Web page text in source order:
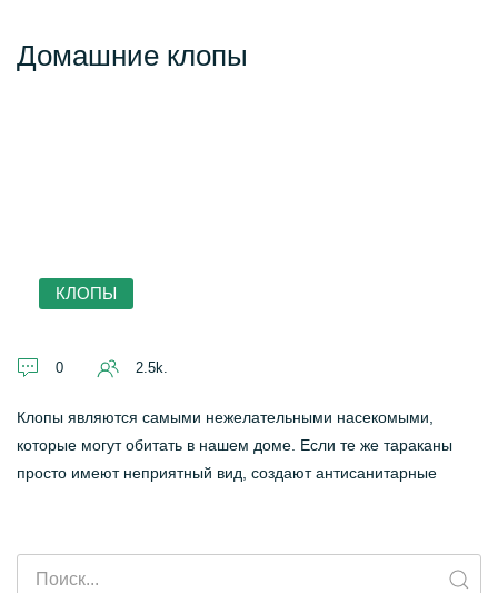
Домашние клопы
КЛОПЫ
0 2.5k.
Клопы являются самыми нежелательными насекомыми,
которые могут обитать в нашем доме. Если те же тараканы
просто имеют неприятный вид, создают антисанитарные